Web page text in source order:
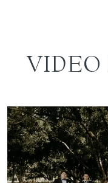
VIDEO